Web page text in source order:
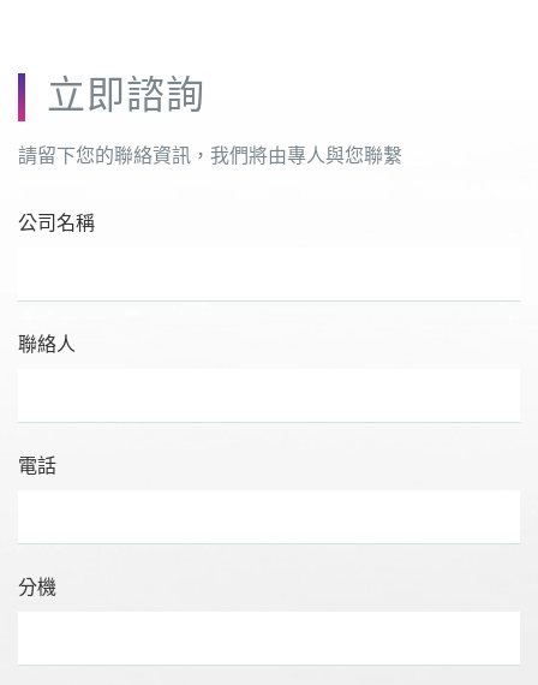
立即諮詢
請留下您的聯絡資訊，我們將由專人與您聯繫
公司名稱
聯絡人
電話
分機